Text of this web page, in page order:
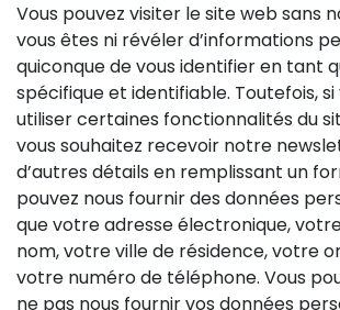
Vous pouvez visiter le site web sans
vous êtes ni révéler d’informations
quiconque de vous identifier en tant
spécifique et identifiable. Toutefois, si
utiliser certaines fonctionnalités du
vous souhaitez recevoir notre
d’autres détails en remplissant un
pouvez nous fournir des données
que votre adresse électronique,
nom, votre ville de résidence, votre
votre numéro de téléphone. Vous
ne pas nous fournir vos données